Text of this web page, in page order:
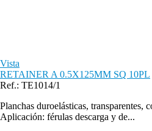
Vista
RETAINER A 0.5X125MM SQ 10PL
Ref.: TE1014/1
Planchas duroelásticas, transparentes,
Aplicación: férulas descarga y de...